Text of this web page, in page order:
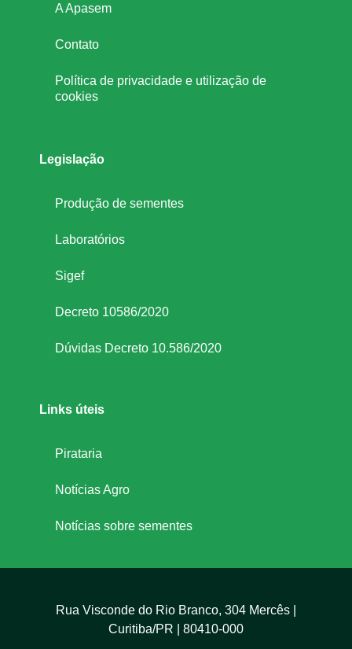
A Apasem
Contato
Política de privacidade e utilização de
cookies
Legislação
Produção de sementes
Laboratórios
Sigef
Decreto 10586/2020
Dúvidas Decreto 10.586/2020
Links úteis
Pirataria
Notícias Agro
Notícias sobre sementes
Rua Visconde do Rio Branco, 304 Mercês |
Curitiba/PR | 80410-000